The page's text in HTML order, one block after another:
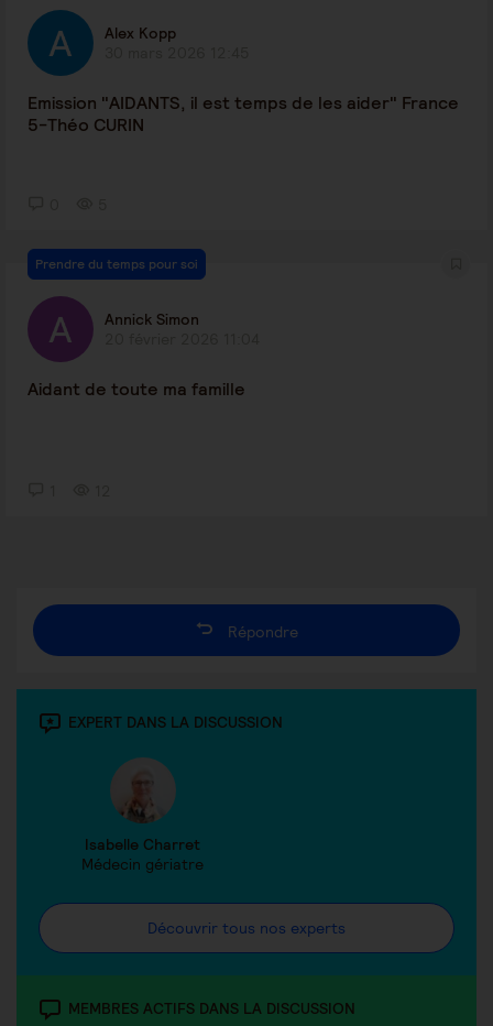
Alex Kopp
Emission "AIDANTS, il est temps de les aider" France
5-Théo CURIN
Prendre du temps pour soi
Annick Simon
Aidant de toute ma famille
Répondre
EXPERT DANS LA DISCUSSION
Isabelle Charret
Médecin gériatre
Découvrir tous nos experts
MEMBRES ACTIFS DANS LA DISCUSSION